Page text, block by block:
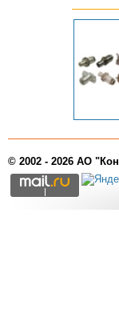
© 2002 - 2026 АО